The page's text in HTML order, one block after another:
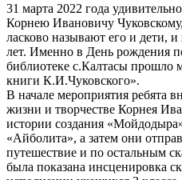
31 марта 2022 года
Корнею Ивановичу
ласково называют его и дети,
лет. Именно в День рождения
библиотеке с.Калтасы прошло
книги К.И.Чуковского».
В начале мероприятия ребята
жизни и творчестве Корнея
истории создания
«Айболита», а затем они
путешествие и по остальным
была показана инсценировка